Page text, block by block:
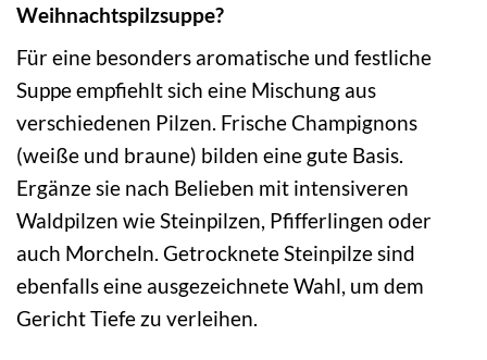
Weihnachtspilzsuppe?
Für eine besonders aromatische und festliche
Suppe empfiehlt sich eine Mischung aus
verschiedenen Pilzen. Frische Champignons
(weiße und braune) bilden eine gute Basis.
Ergänze sie nach Belieben mit intensiveren
Waldpilzen wie Steinpilzen, Pfifferlingen oder
auch Morcheln. Getrocknete Steinpilze sind
ebenfalls eine ausgezeichnete Wahl, um dem
Gericht Tiefe zu verleihen.